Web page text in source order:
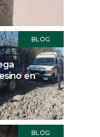
BLOG
en
BLOG